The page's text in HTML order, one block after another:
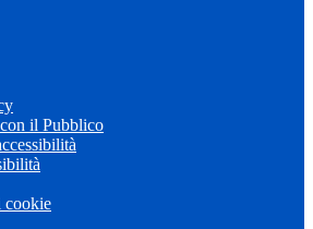
il Pubblico
cookie